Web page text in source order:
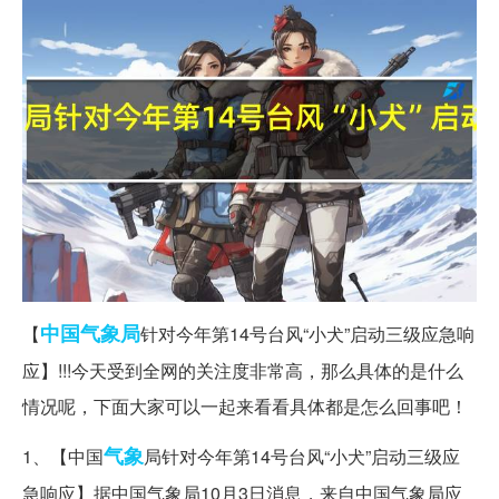
【中国气象局针对今年第14号台风“小犬”启动三级应急响
应】!!!今天受到全网的关注度非常高，那么具体的是什么
情况呢，下面大家可以一起来看看具体都是怎么回事吧！
1、【中国气象局针对今年第14号台风“小犬”启动三级应
急响应】据中国气象局10月3日消息，来自中国气象局应